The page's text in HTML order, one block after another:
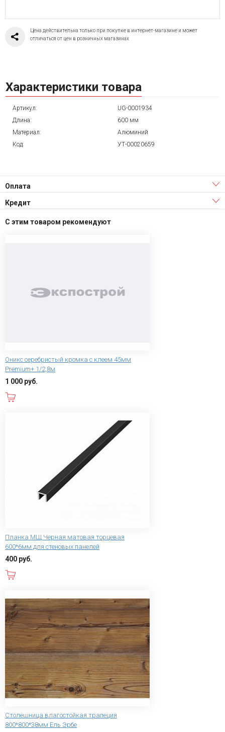
Цена действительна только при покупке в интернет-магазине и может
отличаться от цен в розничных магазинах
Характеристики товара
Артикул:
UG-0001934
Длина:
600 мм
Материал:
Алюминий
Код:
УТ-00020659
Оплата
Кредит
С этим товаром рекомендуют
Оникс серебристый кромка с клеем 45мм
Premium+ 1/2,8м
1 000 руб.
Планка МЩ Черная матовая торцевая
600*6мм для стеновых панелей
400 руб.
Столешница влагостойкая трапеция
800*800*38мм Ель Эрбе